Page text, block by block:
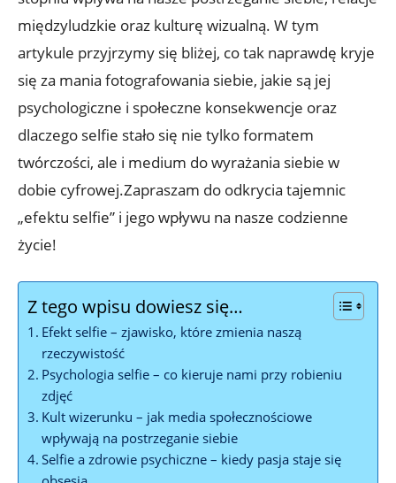
międzyludzkie ⁤oraz ⁢kulturę wizualną. W tym
artykule przyjrzymy się bliżej, ⁤co tak naprawdę kryje
się za mania fotografowania siebie, jakie są jej⁤
psychologiczne i społeczne konsekwencje oraz
dlaczego⁣ selfie⁤ stało się nie tylko formatem⁢
twórczości, ale i medium do wyrażania siebie⁢ w
dobie cyfrowej.Zapraszam do odkrycia tajemnic
„efektu ‌selfie” i‌ jego wpływu na nasze codzienne
życie!
Z tego wpisu dowiesz się…
Efekt selfie – zjawisko, które zmienia⁢ naszą
‌rzeczywistość
Psychologia selfie – co kieruje nami przy robieniu
zdjęć
Kult wizerunku – jak media społecznościowe
wpływają na postrzeganie siebie
Selfie a zdrowie psychiczne – kiedy pasja staje się